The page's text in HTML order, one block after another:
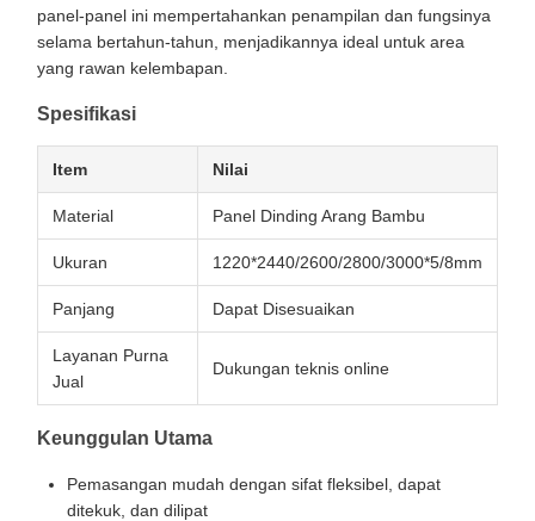
panel-panel ini mempertahankan penampilan dan fungsinya
selama bertahun-tahun, menjadikannya ideal untuk area
yang rawan kelembapan.
Spesifikasi
Item Nilai
Material Panel Dinding Arang Bambu
Ukuran 1220*2440/2600/2800/3000*5/8mm
Panjang Dapat Disesuaikan
Layanan Purna
Jual
Dukungan teknis online
Keunggulan Utama
Pemasangan mudah dengan sifat fleksibel, dapat
ditekuk, dan dilipat